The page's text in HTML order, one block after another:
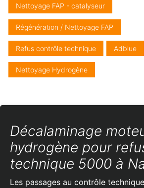
Nettoyage FAP - catalyseur
Régénération / Nettoyage FAP
Refus contrôle technique Adblue
Nettoyage Hydrogène
Décalaminage
hydrogène pour
technique 5000 à
Les passages au contrôle